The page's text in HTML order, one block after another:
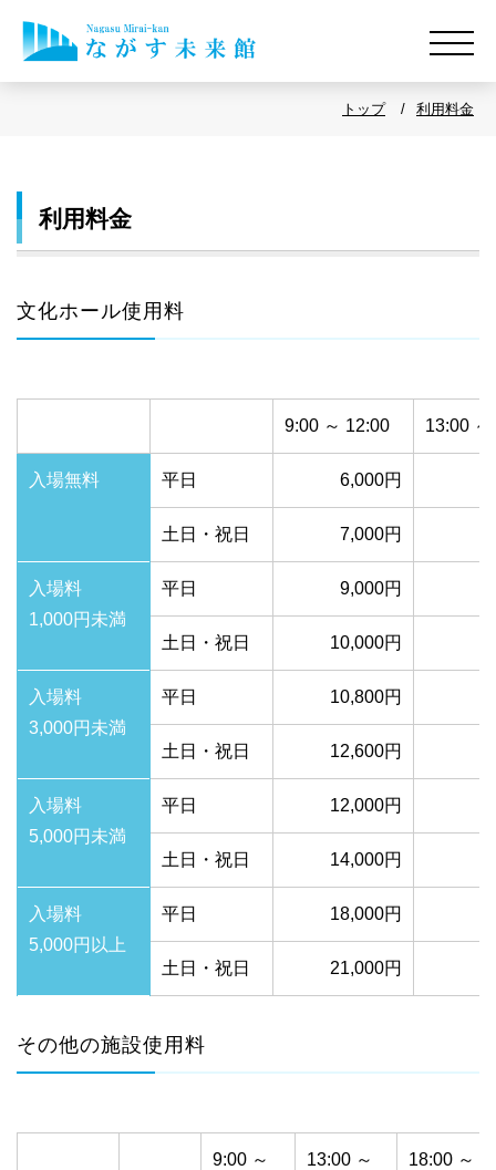
トップ 利用料金
利用料金
文化ホール使用料
9:00 ～ 12:00 13:00 ～
入場無料 平日 6,000円
土日・祝日 7,000円
入場料
1,000円未満
平日 9,000円
土日・祝日 10,000円
入場料
3,000円未満
平日 10,800円
土日・祝日 12,600円
入場料
5,000円未満
平日 12,000円
土日・祝日 14,000円
入場料
5,000円以上
平日 18,000円
土日・祝日 21,000円
その他の施設使用料
9:00 ～
13:00 ～
18:00 ～